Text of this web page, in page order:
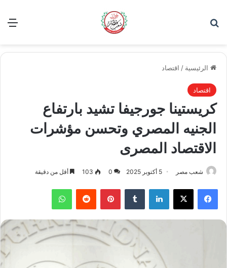
الرئيسية / اقتصاد
اقتصاد
كريستينا جورجيفا تشيد بارتفاع
الجنيه المصري وتحسن مؤشرات
الاقتصاد المصرى
شعب مصر 5 أكتوبر 2025 0
103 أقل من دقيقة
فيسبوك ‫X لينكدإن بينتيريست واتساب